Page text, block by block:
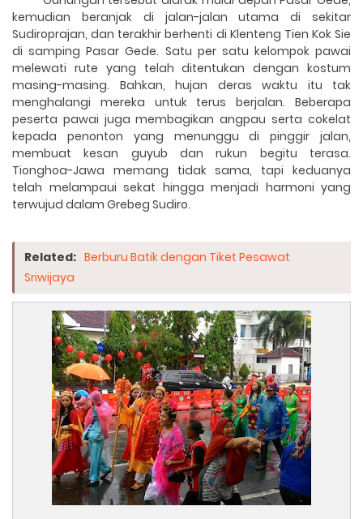
kemudian beranjak di jalan-jalan utama di sekitar
Sudiroprajan, dan terakhir berhenti di Klenteng Tien Kok Sie
di samping Pasar Gede. Satu per satu kelompok pawai
melewati rute yang telah ditentukan dengan kostum
masing-masing. Bahkan, hujan deras waktu itu tak
menghalangi mereka untuk terus berjalan. Beberapa
peserta pawai juga membagikan angpau serta cokelat
kepada penonton yang menunggu di pinggir jalan,
membuat kesan guyub dan rukun begitu terasa.
Tionghoa-Jawa memang tidak sama, tapi keduanya
telah melampaui sekat hingga menjadi harmoni yang
terwujud dalam Grebeg Sudiro.
Related: Berburu Batik dengan Tiket Pesawat
Sriwijaya